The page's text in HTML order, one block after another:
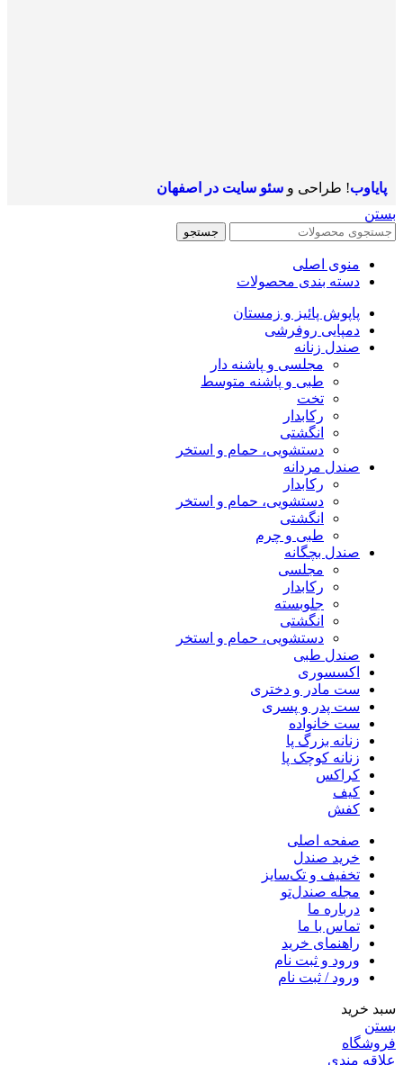
پایاوب! طراحی و سئو سایت در اصفهان
بستن
جستجو
منوی اصلی
دسته بندی محصولات
پاپوش پائیز و زمستان
دمپایی روفرشی
صندل زنانه
مجلسی و پاشنه دار
طبی و پاشنه متوسط
تخت
رکابدار
انگشتی
دستشویی، حمام و استخر
صندل مردانه
رکابدار
دستشویی، حمام و استخر
انگشتی
طبی و چرم
صندل بچگانه
مجلسی
رکابدار
جلوبسته
انگشتی
دستشویی، حمام و استخر
صندل طبی
اکسسوری
ست مادر و دختری
ست پدر و پسری
ست خانواده
زنانه بزرگ پا
زنانه کوچک پا
کراکس
کیف
کفش
صفحه اصلی
خرید صندل
تخفیف و تک‌سایز
مجله صندل‌تو
درباره ما
تماس با ما
راهنمای خرید
ورود و ثبت نام
ورود / ثبت نام
سبد خرید
بستن
فروشگاه
علاقه مندی